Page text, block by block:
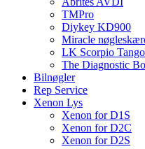
TMPro
Diykey KD900
Miracle
LK Scorpio
The Diagnostic
Bilnøgler
Rep Service
Xenon Lys
Xenon for D1S
Xenon for D2C
Xenon for D2S